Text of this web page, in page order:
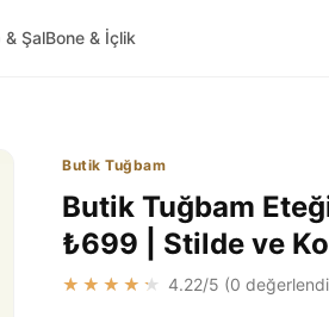
& ŞalBone & İçlik
Butik Tuğbam
Butik Tuğbam
₺699 | Stilde ve
★★★★★ 4.22/5 (0